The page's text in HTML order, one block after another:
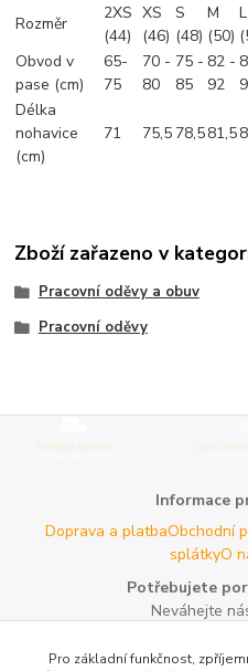
Rozměr
2XS
(44)
XS
(46)
S
(48)
M
(50)
L
Obvod v
pase (cm)
65-
75
70 -
80
75 -
85
82 -
92
Délka
nohavice
(cm)
71 75,5 78,581,5
Zboží zařazeno v
Pracovní oděvy a obuv
Pracovní oděvy
Informace
Doprava a platbaObchodní
splátkyO
Potřebujete
Neváhejte
Pro základní funkčnost,